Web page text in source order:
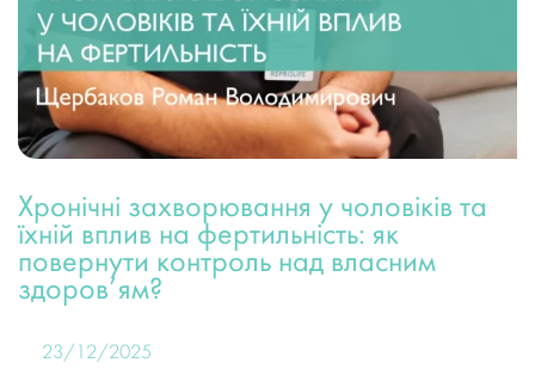
Хронічні захворювання у чоловіків та
їхній вплив на фертильність: як
повернути контроль над власним
здоров’ям?
23/12/2025